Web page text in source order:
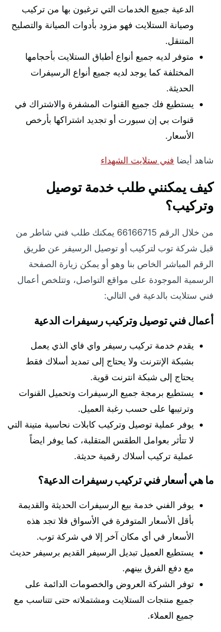
الدعية جميع الخدمات التي ترغبون بها من تركيب
وصيانة الستلايت فهو مزود بأدوات الصيانة والتصليح
المتنقل.
متوفر لديه جميع أنواع أطباق الستلايت بأحجامها
المختلفة كما يوجد لديه جميع أنواع الرسيفرات
الحديثة.
يستطيع فك جميع القنوات المشفرة والاشتراك في
قنوات بي إن سبورت أو تجديد اشتراكها بأرخص
الأسعار.
شاهد أيضا فني ستلايت الشهداء
كيف يمكنني طلب خدمة توصيل
وتركيب؟
من خلال الرقم 66166715 يمكنك طلب فني شاطر من
قبل شركة توب لتركيب أو توصيل الرسيفر عن طريق
الرقم المباشر الخاص بنا وهو أو يمكن زيارة الصفحة
الرسمية الموجودة على مواقع التواصل، وتتلخص أعمال
فني ستلايت بالدعية في التالي:
أعمال فني توصيل وتركيب رسيفرات الدعية
يقدم خدمة تركيب رسيفر واي فاي الذي يعمل
بشبكة الإنترنت ولا يحتاج إلى تمديد أسلاك فقط
يحتاج إلى شبكة انترنت قوية.
يستطيع برمجة جميع الرسيفرات وتحميل القنوات
وترتيبها على حسب رغبة العميل.
يوفر عملية توصيل وتركيب كابلات نحاسية متينة التي
لا تتأثر بعوامل الطقس المتقلبة، كما يوفر ايضاً
عملية تركيب أسلاك رقمية حديثة.
ما هي أسعار فني تركيب رسيفرات الدعية؟
يوفر الفني خدمة بيع الرسيفرات الحديثة والقديمة
بأقل الأسعار المتوفرة في الأسواق فلا تجد هذه
الأسعار في أي مكان آخر إلا في شركة توب.
يستطيع العميل تبديل الرسيفر القديم برسيفر حديث
مع دفع الفرق بينهم.
توفر الشركة العروض والخصومات الدائمة على
جميع منتجات الستلايت ومشتملاته حتى تتناسب مع
جميع العملاء.